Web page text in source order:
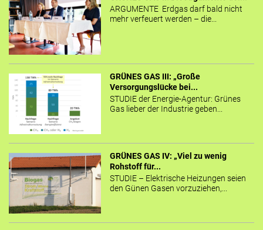
ARGUMENTE Erdgas darf bald nicht
mehr verfeuert werden – die...
GRÜNES GAS III: „Große
Versorgungslücke bei...
STUDIE der Energie-Agentur: Grünes
Gas lieber der Industrie geben...
GRÜNES GAS IV: „Viel zu wenig
Rohstoff für...
STUDIE – Elektrische Heizungen seien
den Günen Gasen vorzuziehen,...